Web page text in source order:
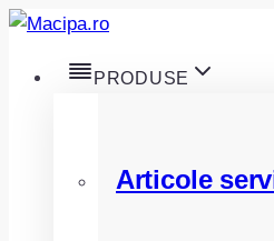
Skip
content
PRODUSE
Articole